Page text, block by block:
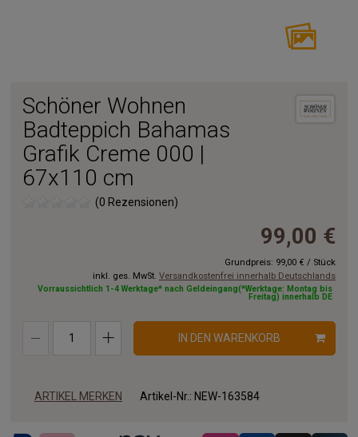
Schöner Wohnen
Badteppich Bahamas
Grafik Creme 000 |
67x110 cm
(0 Rezensionen)
99,00 €
Grundpreis: 99,00 € / Stück
inkl. ges. MwSt. Versandkostenfrei innerhalb Deutschlands
Vorraussichtlich 1-4 Werktage* nach Geldeingang(*Werktage: Montag bis
Freitag) innerhalb DE
IN DEN WARENKORB
ARTIKEL MERKEN Artikel-Nr.: NEW-163584